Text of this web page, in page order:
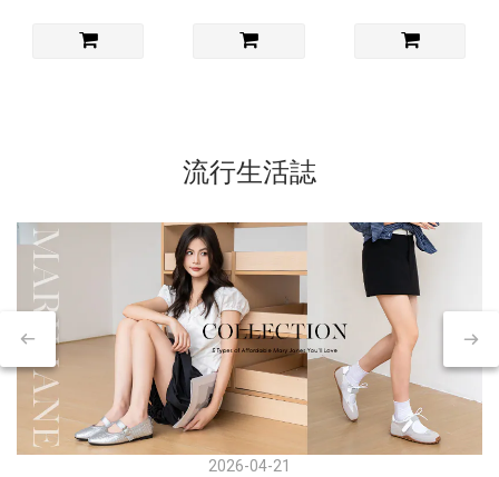
流行生活誌
2026-04-21